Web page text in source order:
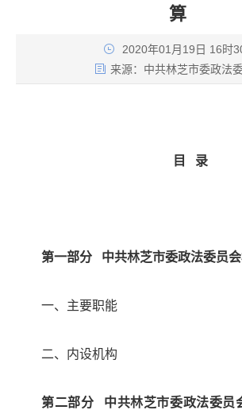
算
2020年01月19日 16时
来源： 中共林芝市委政法
目 录
第一部分 中共林芝市委政法委员
一、主要职能
二、内设机构
第二部分 中共林芝市委政法委员